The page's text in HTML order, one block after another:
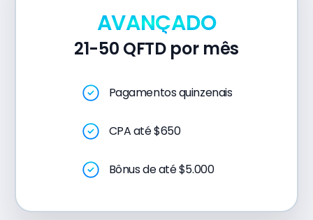
AVANÇADO
21-50 QFTD por mês
Pagamentos quinzenais
CPA até $650
Bônus de até $5.000